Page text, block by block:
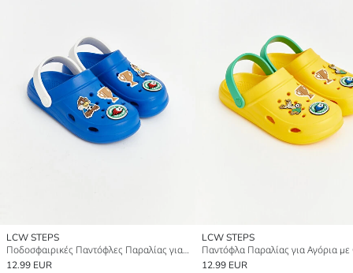
LCW STEPS
Ποδοσφαιρικές Παντόφλες Παραλίας για Αγόρια
12.99 EUR
LCW STEPS
12.99 EUR